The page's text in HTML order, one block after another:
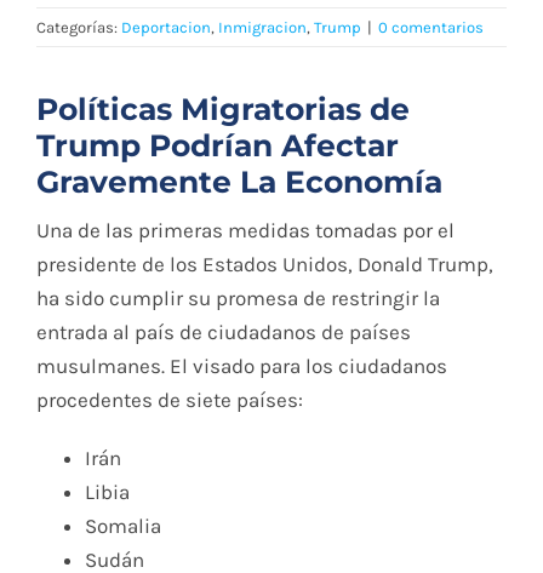
Contacto
Categorías: Deportacion, Inmigracion, Trump | 0 comentarios
Políticas Migratorias de
Trump Podrían Afectar
Gravemente La Economía
Una de las primeras medidas tomadas por el
presidente de los Estados Unidos, Donald Trump,
ha sido cumplir su promesa de restringir la
entrada al país de ciudadanos de países
musulmanes. El visado para los ciudadanos
procedentes de siete países:
Irán
Libia
Somalia
Sudán